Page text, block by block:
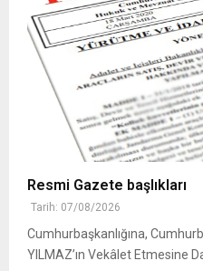
Resmi Gazete başlıkları
Tarih: 07/08/2026
Cumhurbaşkanlığına,
YILMAZ’ın Vekâlet Etmesine